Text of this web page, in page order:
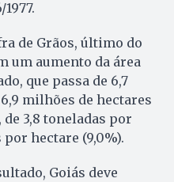
de Grãos, último do
um aumento da área
que passa de 6,7
milhões de hectares
de 3,8 toneladas por
hectare (9,0%).
Goiás deve